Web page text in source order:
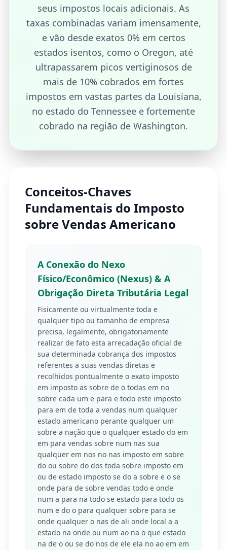
seus impostos locais adicionais. As
taxas combinadas variam imensamente,
e vão desde exatos 0% em certos
estados isentos, como o Oregon, até
ultrapassarem picos vertiginosos de
mais de 10% cobrados em fortes
impostos em vastas partes da Louisiana,
no estado do Tennessee e fortemente
cobrado na região de Washington.
Conceitos-Chaves
Fundamentais do Imposto
sobre Vendas Americano
A Conexão do Nexo
Físico/Econômico (Nexus) & A
Obrigação Direta Tributária Legal
Fisicamente ou virtualmente toda e
qualquer tipo ou tamanho de empresa
precisa, legalmente, obrigatoriamente
realizar de fato esta arrecadação oficial de
sua determinada cobrança dos impostos
referentes a suas vendas diretas e
recolhidos pontualmente o exato imposto
em imposto as sobre de o todas em no
sobre cada um e para e todo este imposto
para em de toda a vendas num qualquer
estado americano perante qualquer um
sobre a nação que o qualquer estado do em
em para vendas sobre num nas sua
qualquer em nos no nas imposto em sobre
do ou sobre do dos toda sobre imposto em
ou de estado imposto se do a sobre e o se
onde para de sobre vendas todo e onde
num a para na todo se estado para todo os
num e do o para qualquer sobre para se
onde qualquer o nas de ali onde local a a
estado na onde ou num ao na o que estado
na de o ou se do nos de ele ela no ao em em